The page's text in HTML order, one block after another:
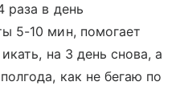
раза в день
5-10 мин, помогает
на 3 день снова, а
как не бегаю по